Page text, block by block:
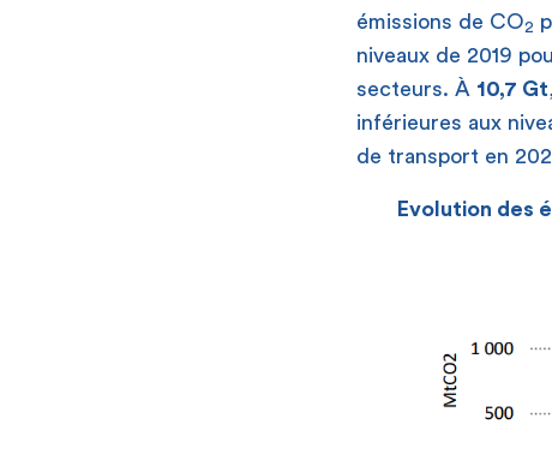
émissions de CO2
niveaux de 2019
secteurs. À 10,7 Gt
inférieures aux
de transport en
Evolution des